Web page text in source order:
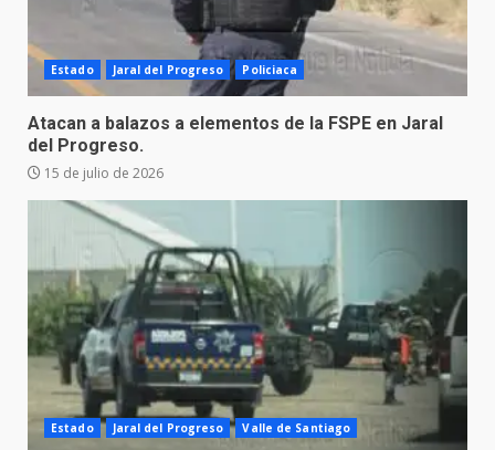
Estado Jaral del Progreso Policiaca
Atacan a balazos a elementos de la FSPE en Jaral
del Progreso.
15 de julio de 2026
Estado Jaral del Progreso Valle de Santiago